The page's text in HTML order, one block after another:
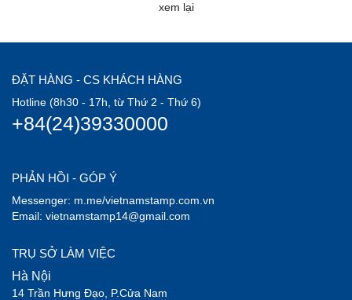
xem lại
ĐẶT HÀNG - CS KHÁCH HÀNG
Hotline (8h30 - 17h, từ Thứ 2 - Thứ 6)
+84(24)39330000
PHẢN HỒI - GÓP Ý
Messenger: m.me/vietnamstamp.com.vn
Email: vietnamstamp14@gmail.com
TRỤ SỞ LÀM VIỆC
Hà Nội
14 Trần Hưng Đạo, P.Cửa Nam